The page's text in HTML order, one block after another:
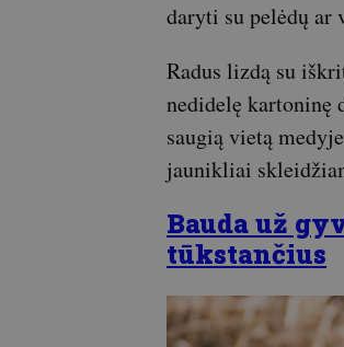
daryti su pelėdų ar
Radus lizdą su
nedidelę
saugią vietą
jaunikliai
Bauda už
tūkstančius